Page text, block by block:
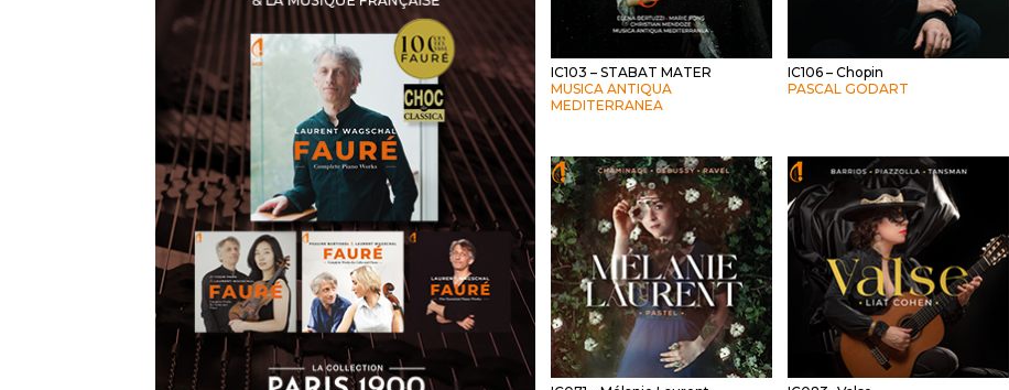
IC103 – STABAT MATER
MUSICA ANTIQUA
MEDITERRANEA
IC106 – Chopin
PASCAL GODART